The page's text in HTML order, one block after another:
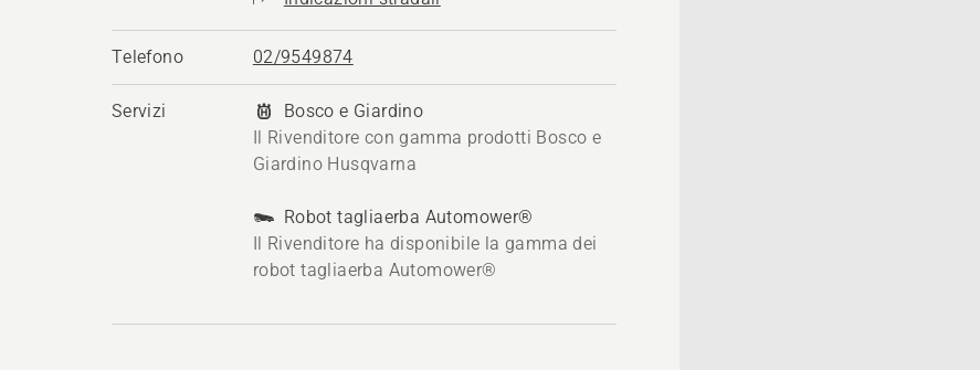
Telefono 02/9549874
Servizi
Bosco e Giardino
Il Rivenditore con gamma prodotti Bosco e
Giardino Husqvarna
Robot tagliaerba Automower®
Il Rivenditore ha disponibile la gamma dei
robot tagliaerba Automower®